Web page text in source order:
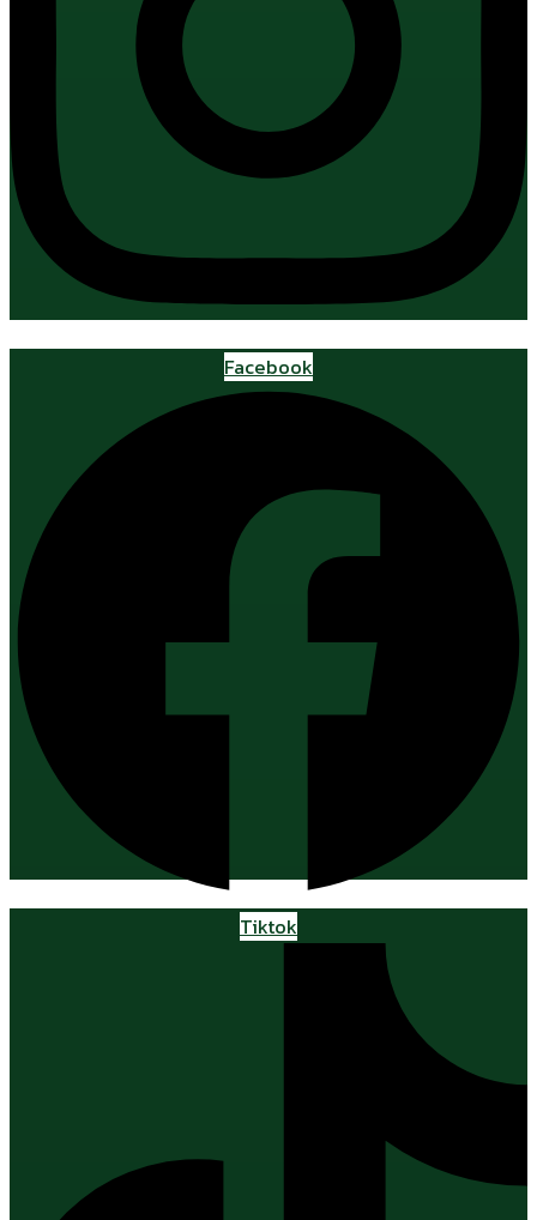
Facebook
Tiktok